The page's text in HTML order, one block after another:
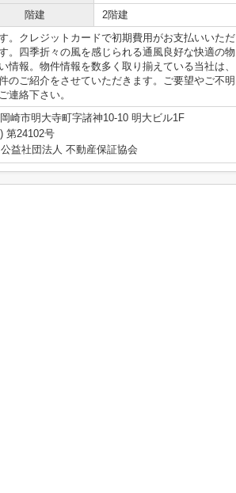
階建 2階建
。クレジットカードで初期費用がお支払いいただ
。四季折々の風を感じられる通風良好な快適の物
情報。物件情報を数多く取り揃えている当社は、
のご紹介をさせていただきます。ご要望やご不明
連絡下さい。
崎市明大寺町字諸神10-10 明大ビル1F
第24102号
益社団法人 不動産保証協会